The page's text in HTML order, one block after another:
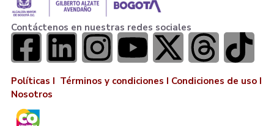
Contáctenos en nuestras redes sociales
Políticas I Términos y condiciones I Condiciones de uso I
Nosotros